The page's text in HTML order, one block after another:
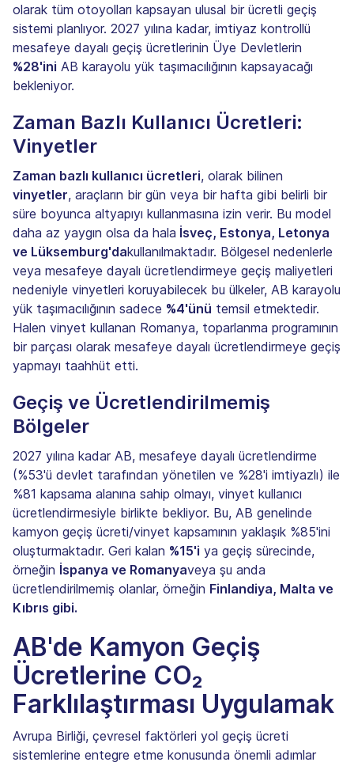
olarak tüm otoyolları kapsayan ulusal bir ücretli geçiş
sistemi planlıyor. 2027 yılına kadar, imtiyaz kontrollü
mesafeye dayalı geçiş ücretlerinin Üye Devletlerin
%28'ini AB karayolu yük taşımacılığının kapsayacağı
bekleniyor.
Zaman Bazlı Kullanıcı Ücretleri:
Vinyetler
Zaman bazlı kullanıcı ücretleri, olarak bilinen
vinyetler, araçların bir gün veya bir hafta gibi belirli bir
süre boyunca altyapıyı kullanmasına izin verir. Bu model
daha az yaygın olsa da hala İsveç, Estonya, Letonya
ve Lüksemburg'dakullanılmaktadır. Bölgesel nedenlerle
veya mesafeye dayalı ücretlendirmeye geçiş maliyetleri
nedeniyle vinyetleri koruyabilecek bu ülkeler, AB karayolu
yük taşımacılığının sadece %4'ünü temsil etmektedir.
Halen vinyet kullanan Romanya, toparlanma programının
bir parçası olarak mesafeye dayalı ücretlendirmeye geçiş
yapmayı taahhüt etti.
Geçiş ve Ücretlendirilmemiş
Bölgeler
2027 yılına kadar AB, mesafeye dayalı ücretlendirme
(%53'ü devlet tarafından yönetilen ve %28'i imtiyazlı) ile
%81 kapsama alanına sahip olmayı, vinyet kullanıcı
ücretlendirmesiyle birlikte bekliyor. Bu, AB genelinde
kamyon geçiş ücreti/vinyet kapsamının yaklaşık %85'ini
oluşturmaktadır. Geri kalan %15'i ya geçiş sürecinde,
örneğin İspanya ve Romanyaveya şu anda
ücretlendirilmemiş olanlar, örneğin Finlandiya, Malta ve
Kıbrıs gibi.
AB'de Kamyon Geçiş
Ücretlerine CO₂
Farklılaştırması Uygulamak
Avrupa Birliği, çevresel faktörleri yol geçiş ücreti
sistemlerine entegre etme konusunda önemli adımlar